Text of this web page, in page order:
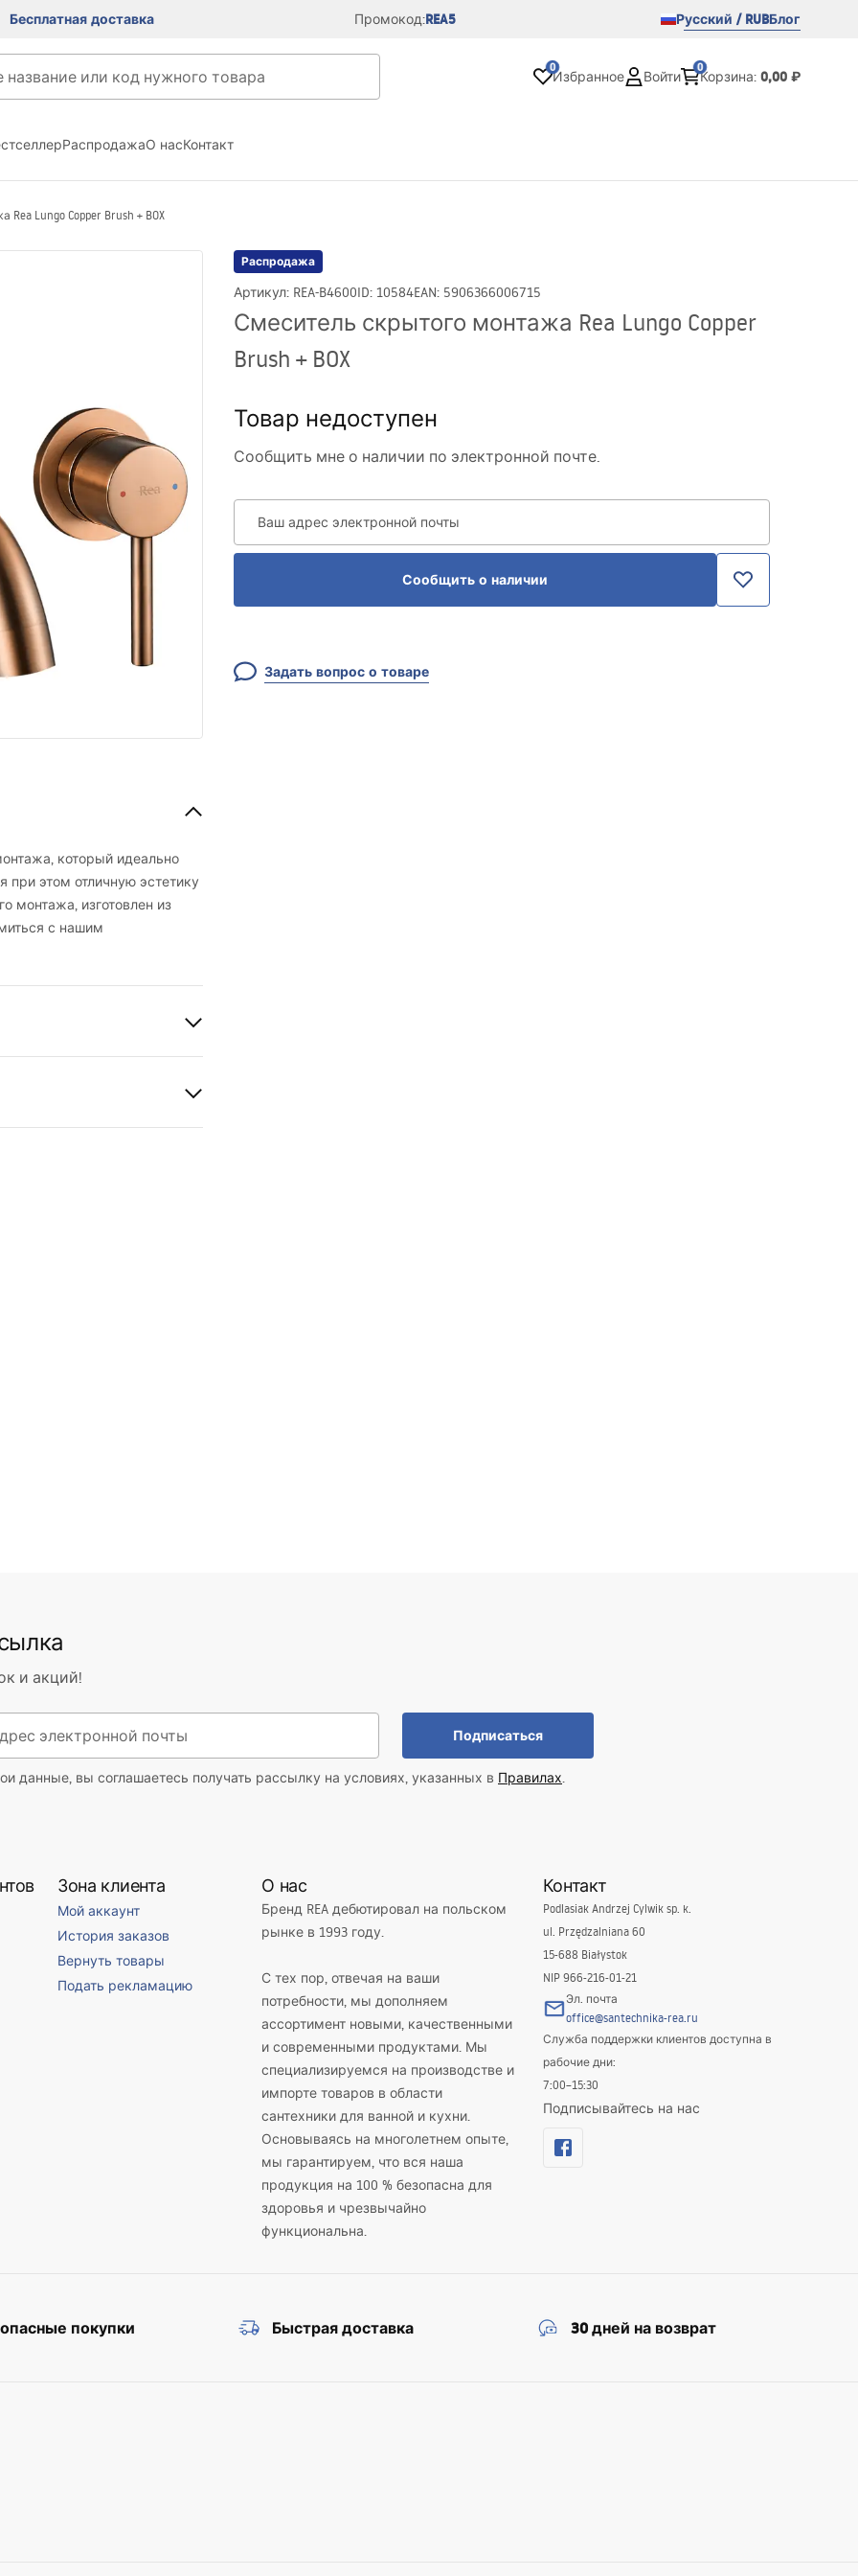
Бесплатная доставка Промокод:REA5 Русский / RUBБлог
0
Избранное Войти
0
Корзина: 0,00 ₽
РаспродажаО насКонтакт
Lungo Copper Brush + BOX
Распродажа
Артикул: REA-B4600ID: 10584EAN: 5906366006715
Смеситель скрытого монтажа Rea Lungo Copper
Brush + BOX
Товар недоступен
Сообщить мне о наличии по электронной почте.
Ваш адрес электронной почты
Сообщить о наличии
Задать вопрос о товаре
который идеально
при этом отличную эстетику
монтажа, изготовлен из
с нашим
и акций!
Подписаться
данные, вы соглашаетесь получать рассылку на условиях, указанных в Правилах.
Зона клиента
Мой аккаунт
История заказов
Вернуть товары
Подать рекламацию
О нас
Бренд REA дебютировал на польском
рынке в 1993 году.
С тех пор, отвечая на ваши
потребности, мы дополняем
ассортимент новыми, качественными
и современными продуктами. Мы
специализируемся на производстве и
импорте товаров в области
сантехники для ванной и кухни.
Основываясь на многолетнем опыте,
мы гарантируем, что вся наша
продукция на 100 % безопасна для
здоровья и чрезвычайно
функциональна.
Контакт
Podlasiak Andrzej Cylwik sp. k.
ul. Przędzalniana 60
15-688 Białystok
NIP 966-216-01-21
Эл. почта
office@santechnika-rea.ru
Служба поддержки клиентов доступна в
рабочие дни:
7:00–15:30
Подписывайтесь на нас
покупки Быстрая доставка 30 дней на возврат